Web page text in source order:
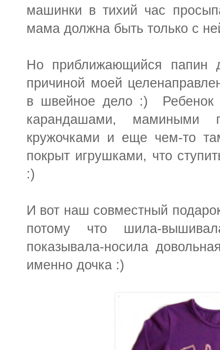
машинки в тихий час
мама должна быть только с
Но приближающийся папин
причиной моей
в швейное дело :) Ребенок
карандашами, мамиными
кружочками и еще чем-то
покрыт игрушками, что
:)
И вот наш совместный
потому что шила-
показывала-носила
именно дочка :)